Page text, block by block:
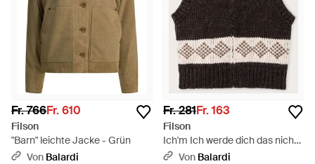
Fr. 766Fr. 610
Filson
"Barn" leichte Jacke - Grün
Von Balardi
Fr. 281Fr. 163
Filson
Ich'm Ich werde dich das nicht
tun lassen. - Schwarz
Von Balardi